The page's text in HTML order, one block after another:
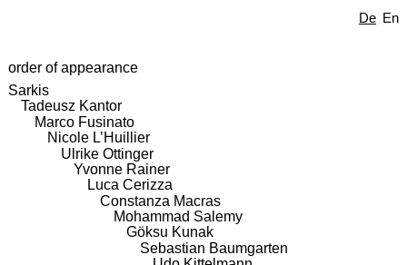
De En
order of appearance
Sarkis
Tadeusz Kantor
Marco Fusinato
Nicole L’Huillier
Ulrike Ottinger
Yvonne Rainer
Luca Cerizza
Constanza Macras
Mohammad Salemy
Göksu Kunak
Sebastian Baumgarten